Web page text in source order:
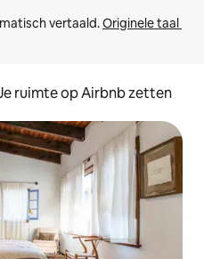
vertaald. Originele taal
ruimte op Airbnb zetten